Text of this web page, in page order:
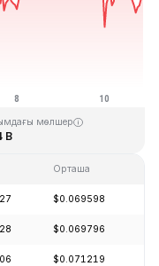
мөлшер
B
Орташа
$0.069598
$0.069796
$0.071219